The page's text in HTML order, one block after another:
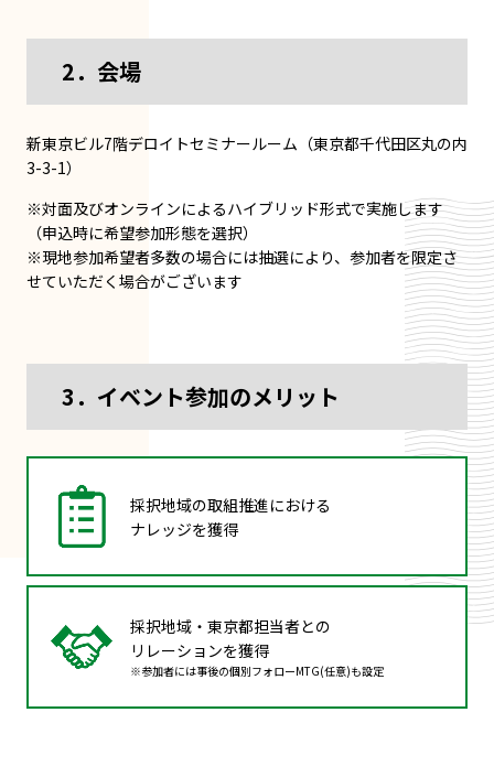
2．会場
新東京ビル7階デロイトセミナールーム（東京都千代田区丸の内
3-3-1）
※対面及びオンラインによるハイブリッド形式で実施します
（申込時に希望参加形態を選択）
※現地参加希望者多数の場合には抽選により、参加者を限定さ
せていただく場合がございます
3．イベント参加のメリット
採択地域の取組推進における
ナレッジを獲得
採択地域・東京都担当者との
リレーションを獲得
※参加者には事後の個別フォローMTG(任意)も設定